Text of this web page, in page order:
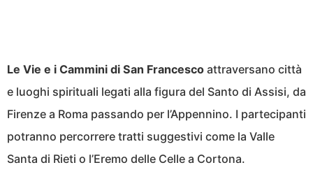
Le Vie e i Cammini di San Francesco attraversano città
e luoghi spirituali legati alla figura del Santo di Assisi, da
Firenze a Roma passando per l’Appennino. I partecipanti
potranno percorrere tratti suggestivi come la Valle
Santa di Rieti o l’Eremo delle Celle a Cortona.